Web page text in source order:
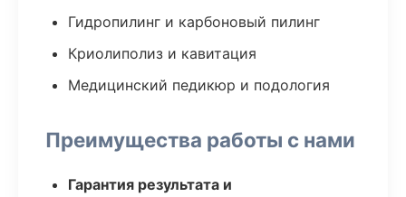
Гидропилинг и карбоновый пилинг
Криолиполиз и кавитация
Медицинский педикюр и подология
Преимущества работы с нами
Гарантия результата и